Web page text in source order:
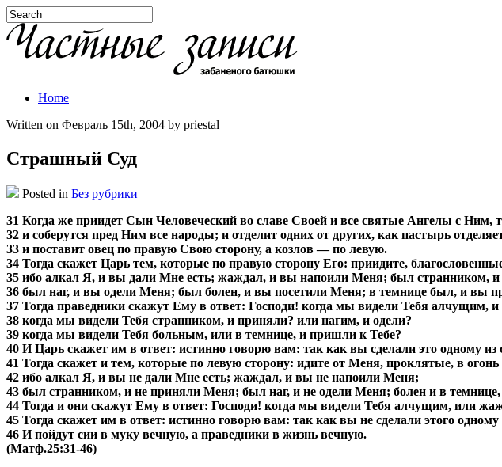
Home
Written on Февраль 15th, 2004 by priestal
Страшный Суд
Posted in Без рубрики
31 Когда же приидет Сын Человеческий во славе Своей и все святые Ангелы с Ним,
32 и соберутся пред Ним все народы; и отделит одних от других, как пастырь
33 и поставит овец по правую Свою сторону, а козлов — по левую.
34 Тогда скажет Царь тем, которые по правую сторону Его: приидите,
35 ибо алкал Я, и вы дали Мне есть; жаждал, и вы напоили Меня; был странником,
36 был наг, и вы одели Меня; был болен, и вы посетили Меня; в темнице был, и вы
37 Тогда праведники скажут Ему в ответ: Господи! когда мы видели Тебя
38 когда мы видели Тебя странником, и приняли? или нагим, и одели?
39 когда мы видели Тебя больным, или в темнице, и пришли к Тебе?
40 И Царь скажет им в ответ: истинно говорю вам: так как вы сделали это одному
41 Тогда скажет и тем, которые по левую сторону: идите от Меня, проклятые, в
42 ибо алкал Я, и вы не дали Мне есть; жаждал, и вы не напоили Меня;
43 был странником, и не приняли Меня; был наг, и не одели Меня; болен и в
44 Тогда и они скажут Ему в ответ: Господи! когда мы видели Тебя алчущим, или
45 Тогда скажет им в ответ: истинно говорю вам: так как вы не сделали этого
46 И пойдут сии в муку вечную, а праведники в жизнь вечную.
(Матф.25:31-46)